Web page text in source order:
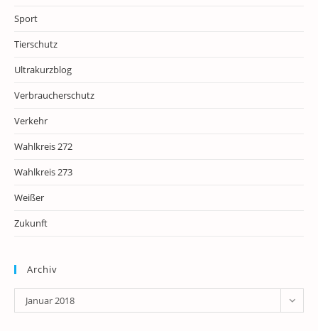
Sport
Tierschutz
Ultrakurzblog
Verbraucherschutz
Verkehr
Wahlkreis 272
Wahlkreis 273
Weißer
Zukunft
Archiv
Archiv
Januar 2018